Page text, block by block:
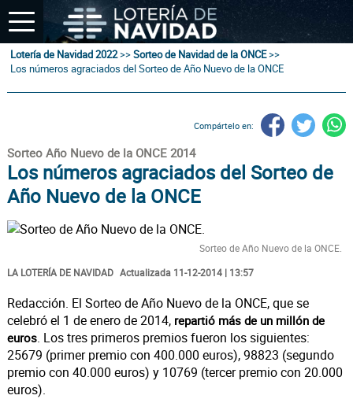
Lotería de Navidad 2022>>Sorteo de Navidad de la ONCE>>
Los números agraciados del Sorteo de Año Nuevo de la ONCE
Compártelo en:
Sorteo Año Nuevo de la ONCE 2014
Los números agraciados del Sorteo de
Año Nuevo de la ONCE
Sorteo de Año Nuevo de la ONCE.
LA LOTERÍA DE NAVIDAD Actualizada 11-12-2014 | 13:57
Redacción. El Sorteo de Año Nuevo de la ONCE, que se
celebró el 1 de enero de 2014, repartió más de un millón de
euros. Los tres primeros premios fueron los siguientes:
25679 (primer premio con 400.000 euros), 98823 (segundo
premio con 40.000 euros) y 10769 (tercer premio con 20.000
euros).